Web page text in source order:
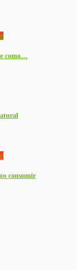
como…
consumir